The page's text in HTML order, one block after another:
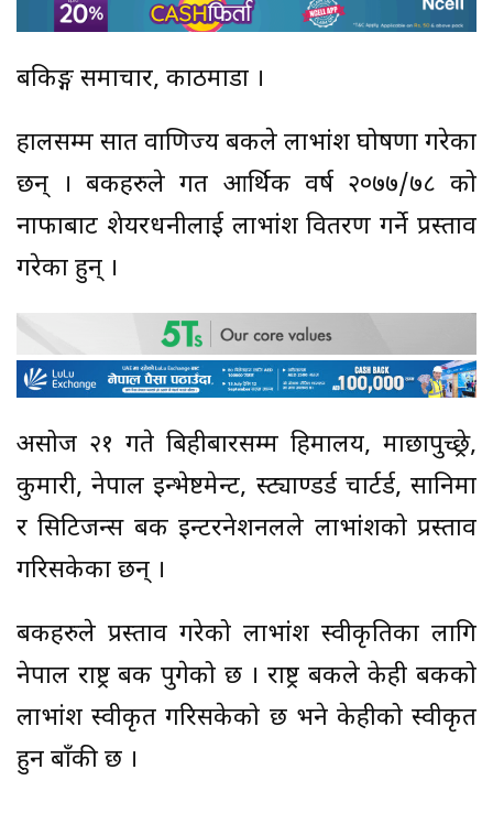
बैंकिङ्ग समाचार, काठमाडौं ।
हालसम्म सात वाणिज्य बैंकले लाभांश घोषणा गरेका
छन् । बैंकहरुले गत आर्थिक वर्ष २०७७/७८ को
नाफाबाट शेयरधनीलाई लाभांश वितरण गर्ने प्रस्ताव
गरेका हुन् ।
असोज २१ गते बिहीबारसम्म हिमालय, माछापुच्छ्रे,
कुमारी, नेपाल इन्भेष्टमेन्ट, स्ट्याण्डर्ड चार्टर्ड, सानिमा
र सिटिजन्स बैंक इन्टरनेशनलले लाभांशको प्रस्ताव
गरिसकेका छन् ।
बैंकहरुले प्रस्ताव गरेको लाभांश स्वीकृतिका लागि
नेपाल राष्ट्र बैंक पुगेको छ । राष्ट्र बैंकले केही बैंकको
लाभांश स्वीकृत गरिसकेको छ भने केहीको स्वीकृत
हुन बाँकी छ ।